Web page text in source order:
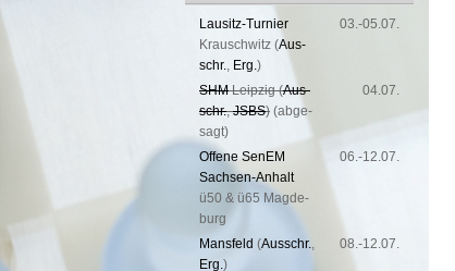
Lau­sitz-Tur­nier
Krausch­witz (Aus­
schr., Erg.)
03.-05.07.
SHMLeip­zig (Aus­
schr.,JSBS) (ab­ge­
sagt)
04.07.
Offene SenEM
Sach­sen-An­halt
ü50 & ü65 Mag­de­
burg
06.-12.07.
Mans­feld (Aus­schr.,
Erg.)
08.-12.07.